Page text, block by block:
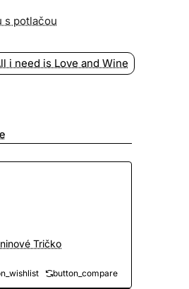
s potlačou
i need is Love and Wine
Tričko
button_compare